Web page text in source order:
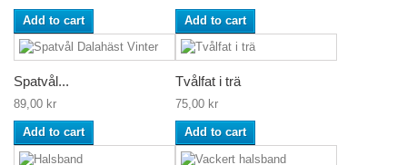
Add to cart Add to cart
Spatvål...
89,00 kr
Add to cart
Tvålfat i trä
75,00 kr
Add to cart